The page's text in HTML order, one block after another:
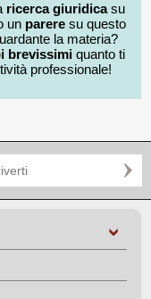
ricerca giuridicasu
un pareresu questo
la materia?
brevissimiquanto ti
professionale!